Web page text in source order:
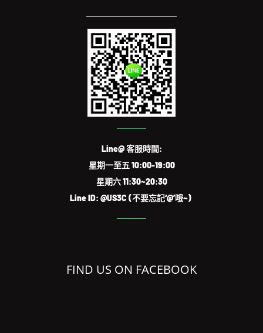
Line@ 客服時間:
星期一至五 10:00-19:00
星期六 11:30~20:30
Line ID: @US3C (不要忘記‘@’哦~)
FIND US ON FACEBOOK